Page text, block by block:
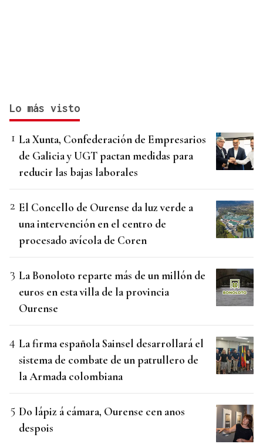
Lo más visto
La Xunta, Confederación de Empresarios
de Galicia y UGT pactan medidas para
reducir las bajas laborales
El Concello de Ourense da luz verde a
una intervención en el centro de
procesado avícola de Coren
La Bonoloto reparte más de un millón de
euros en esta villa de la provincia
Ourense
La firma española Sainsel desarrollará el
sistema de combate de un patrullero de
la Armada colombiana
Do lápiz á cámara, Ourense cen anos
despois